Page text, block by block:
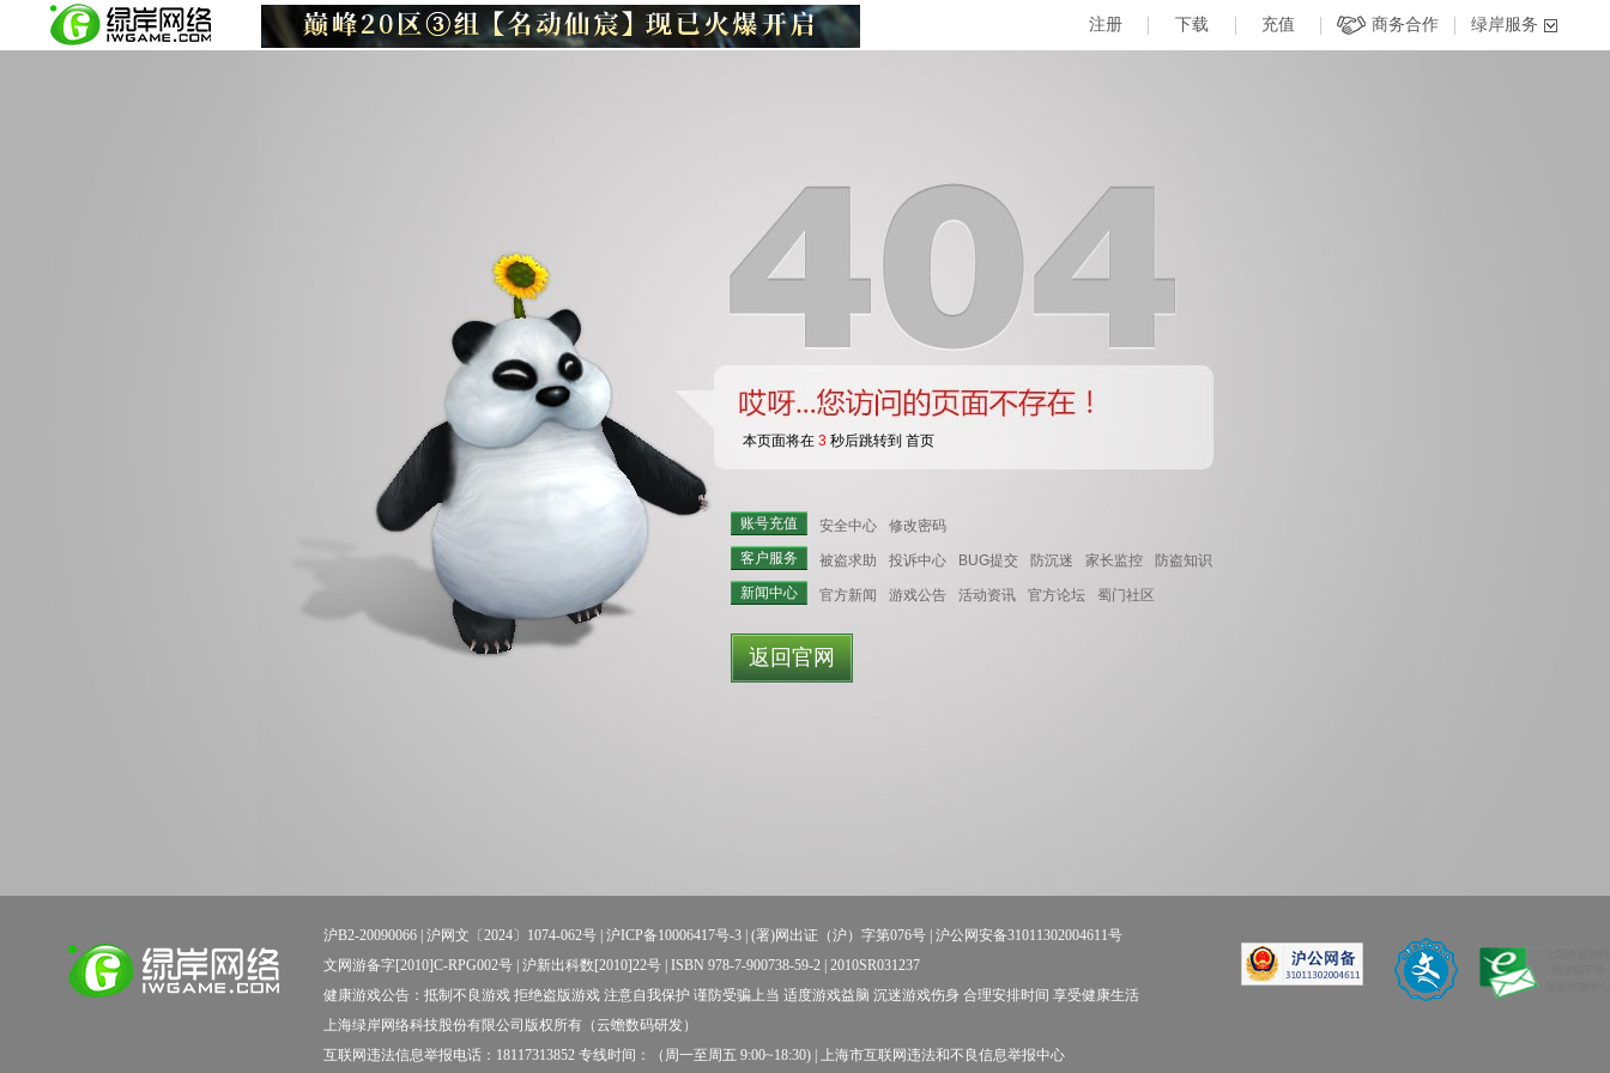
本页面将在 3 秒后跳转到 首页
账号充值 安全中心
修改密码
客户服务
被盗求助 投诉中心 BUG提交 防沉迷 家长监控
防盗知识
新闻中心
官方新闻 游戏公告 活动资讯 官方论坛 蜀门社区
返回官网
沪B2-20090066 | 沪网文〔2024〕1074-062号 沪ICP备10006417号-3 | (署)网出证（沪）字第076号 | 沪公网安备31011302004611号
文网游备字[2010]C-RPG002号 | 沪新出科数[2010]22号 | ISBN 978-7-900738-59-2 | 2010SR031237
健康游戏公告：抵制不良游戏 拒绝盗版游戏 注意自我保护 谨防受骗上当 适度游戏益脑 沉迷游戏伤身 合理安排时间 享受健康生活
上海绿岸网络科技股份有限公司版权所有（云蟾数码研发）
互联网违法信息举报电话：18117313852 专线时间：（周一至周五 9:00~18:30) | 上海市互联网违法和不良信息举报中心